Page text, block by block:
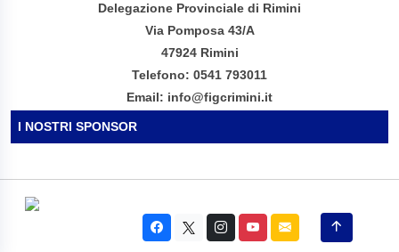
Delegazione Provinciale di Rimini
Via Pomposa 43/A
47924 Rimini
Telefono: 0541 793011
Email: info@figcrimini.it
I NOSTRI SPONSOR